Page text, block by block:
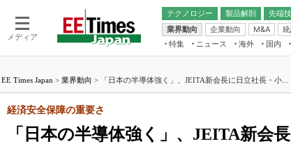
メディア
テクノロジー 製品解剖
先端
電池／エネルギー
アナログ
マイコン
業界動向
企業動向 M&A
フィジ
読者
特集 ニュース 海外 国内
福田昭のデバイス通信
電子ブックレット
EE Times Japan > 業界動向 > 「日本の半導体強く」、JEITA新会長に日立社長・小...
「日本の半導体強く」、JEITA新会
経済安全保障の重要さ